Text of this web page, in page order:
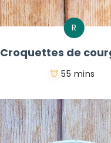
R
Croquettes de
55 mins